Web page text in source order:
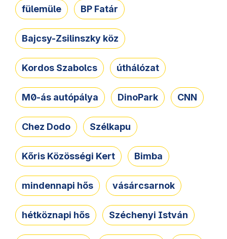
fülemüle BP Fatár
Bajcsy-Zsilinszky köz
Kordos Szabolcs úthálózat
M0-ás autópálya DinoPark CNN
Chez Dodo Szélkapu
Kőris Közösségi Kert Bimba
mindennapi hős vásárcsarnok
hétköznapi hős Széchenyi István